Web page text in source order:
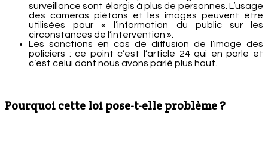
surveillance sont élargis à plus de personnes. L’usage
des caméras piétons et les images peuvent être
utilisées pour « l’information du public sur les
circonstances de l’intervention ».
Les sanctions en cas de diffusion de l’image des
policiers : ce point c’est l’article 24 qui en parle et
c’est celui dont nous avons parlé plus haut.
Pourquoi cette loi pose-t-elle problème ?